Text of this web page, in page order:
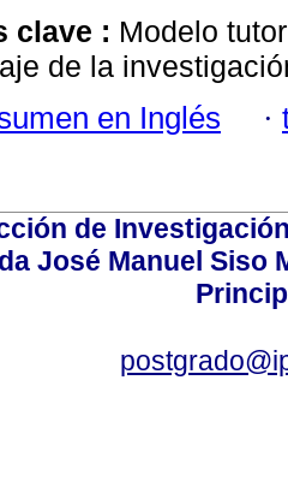
clave : Modelo
de la
en Inglés ·
de
José Manuel Siso